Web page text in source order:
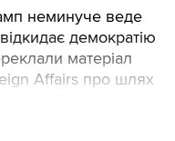
неминуче веде
демократію
матеріал
Affairs про шлях